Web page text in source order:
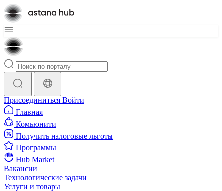
Присоединиться Войти
Главная
Комьюнити
Получить налоговые льготы
Программы
Hub Market
Вакансии
Технологические задачи
Услуги и товары